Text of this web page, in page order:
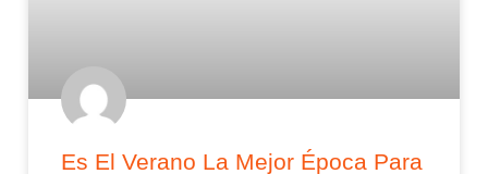
Es El Verano La Mejor Época Para